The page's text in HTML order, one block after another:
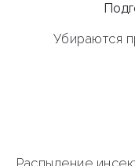
Убираются